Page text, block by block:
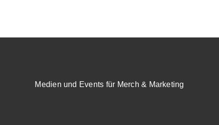
Medien und Events für Merch & Marketing